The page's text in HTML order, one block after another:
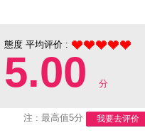
態度 平均评价 :
5.00 分
注 : 最高值5分 我要去评价